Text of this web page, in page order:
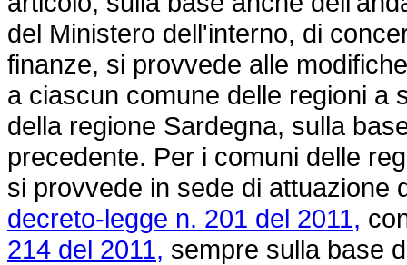
del Ministero dell'interno, di
finanze, si provvede alle
a ciascun comune delle regioni a
della regione Sardegna, sulla
precedente. Per i comuni delle
si provvede in sede di attuazione
decreto-legge n. 201 del 2011,
214 del 2011, sempre sulla base